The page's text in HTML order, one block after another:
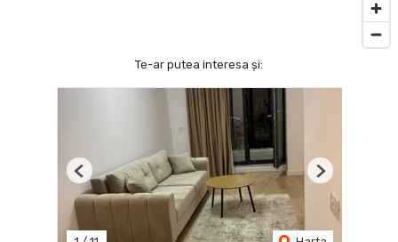
Te-ar putea interesa și:
Previous Next